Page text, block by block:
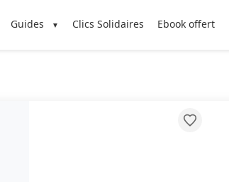
Guides Clics Solidaires Ebook offert